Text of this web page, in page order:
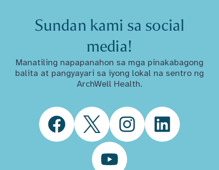
Sundan kami sa social
media!
Manatiling napapanahon sa mga pinakabagong
balita at pangyayari sa iyong lokal na sentro ng
ArchWell Health.
FacebookTwitter InstagramLinkedIn
YouTube